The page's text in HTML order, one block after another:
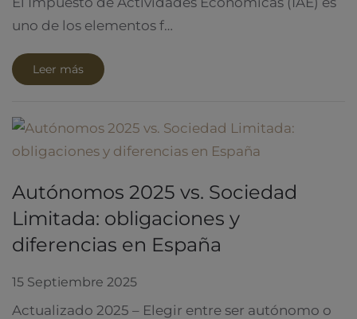
uno de los elementos f…
Leer más
Autónomos 2025 vs. Sociedad
Limitada: obligaciones y
diferencias en España
15 Septiembre 2025
Actualizado 2025 – Elegir entre ser autónomo o